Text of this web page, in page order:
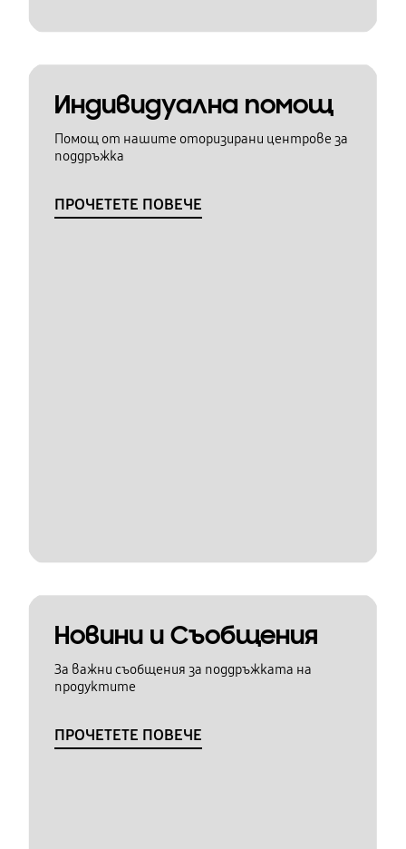
Индивидуална помощ
Помощ от нашите оторизирани центрове за
поддръжка
ПРОЧЕТЕТЕ ПОВЕЧЕ
Новини и Съобщения
За важни съобщения за поддръжката на
продуктите
ПРОЧЕТЕТЕ ПОВЕЧЕ